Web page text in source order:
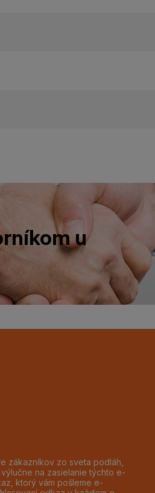
u
zákazníkov zo sveta podláh,
na zasielanie týchto e-
ktorý vám pošleme e-